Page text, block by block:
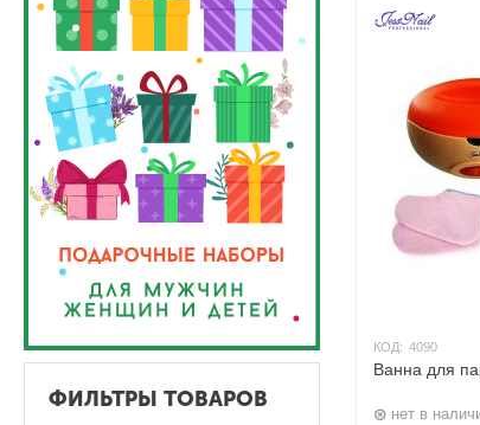
КОД: 4090
Ванна для
нет в
ФИЛЬТРЫ ТОВАРОВ